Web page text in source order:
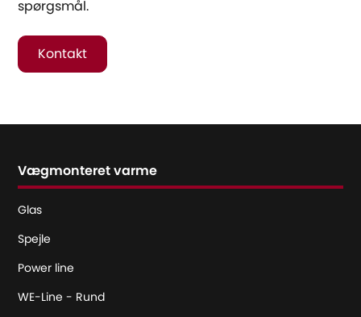
spørgsmål.
Kontakt
Vægmonteret varme
Glas
Spejle
Power line
WE-Line - Rund